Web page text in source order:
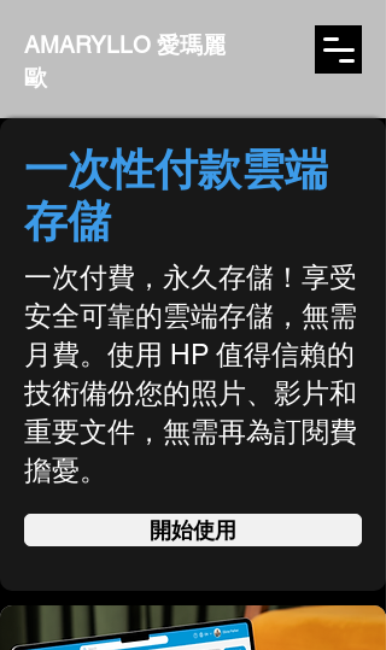
AMARYLLO 愛瑪麗
歐
一次性付款雲端
存儲
一次付費，永久存儲！享受
安全可靠的雲端存儲，無需
月費。使用 HP 值得信賴的
技術備份您的照片、影片和
重要文件，無需再為訂閱費
擔憂。
開始使用